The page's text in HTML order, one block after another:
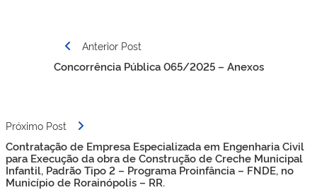
NavegaçãoAnterior Post
Concorrência Pública 065/2025 – Anexos
Próximo Post
Contratação de Empresa Especializada em Engenharia Civil
para Execução da obra de Construção de Creche Municipal
Infantil, Padrão Tipo 2 – Programa Proinfância – FNDE, no
Município de Rorainópolis – RR.